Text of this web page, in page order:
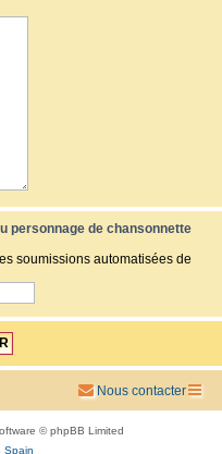
personnage de chansonnette
soumissions automatisées de
Nous contacter
© phpBB Limited
Spain